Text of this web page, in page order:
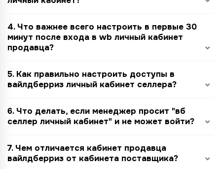
4. Что важнее всего настроить в первые 30
минут после входа в wb личный кабинет
продавца?
5. Как правильно настроить доступы в
вайлдберриз личный кабинет селлера?
6. Что делать, если менеджер просит "вб
селлер личный кабинет" и не может войти?
7. Чем отличается кабинет продавца
вайлдберриз от кабинета поставщика?